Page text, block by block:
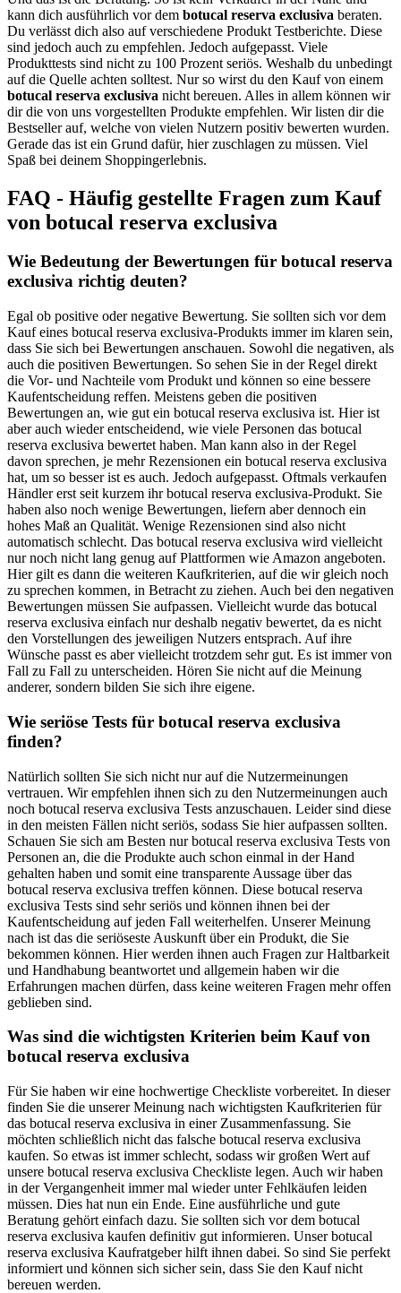
kann dich ausführlich vor dem botucal reserva exclusiva beraten.
Du verlässt dich also auf verschiedene Produkt Testberichte. Diese
sind jedoch auch zu empfehlen. Jedoch aufgepasst. Viele
Produkttests sind nicht zu 100 Prozent seriös. Weshalb du unbedingt
auf die Quelle achten solltest. Nur so wirst du den Kauf von einem
botucal reserva exclusiva nicht bereuen. Alles in allem können wir
dir die von uns vorgestellten Produkte empfehlen. Wir listen dir die
Bestseller auf, welche von vielen Nutzern positiv bewerten wurden.
Gerade das ist ein Grund dafür, hier zuschlagen zu müssen. Viel
Spaß bei deinem Shoppingerlebnis.
FAQ - Häufig gestellte Fragen zum Kauf
von botucal reserva exclusiva
Wie Bedeutung der Bewertungen für botucal reserva
exclusiva richtig deuten?
Egal ob positive oder negative Bewertung. Sie sollten sich vor dem
Kauf eines botucal reserva exclusiva-Produkts immer im klaren sein,
dass Sie sich bei Bewertungen anschauen. Sowohl die negativen, als
auch die positiven Bewertungen. So sehen Sie in der Regel direkt
die Vor- und Nachteile vom Produkt und können so eine bessere
Kaufentscheidung reffen. Meistens geben die positiven
Bewertungen an, wie gut ein botucal reserva exclusiva ist. Hier ist
aber auch wieder entscheidend, wie viele Personen das botucal
reserva exclusiva bewertet haben. Man kann also in der Regel
davon sprechen, je mehr Rezensionen ein botucal reserva exclusiva
hat, um so besser ist es auch. Jedoch aufgepasst. Oftmals verkaufen
Händler erst seit kurzem ihr botucal reserva exclusiva-Produkt. Sie
haben also noch wenige Bewertungen, liefern aber dennoch ein
hohes Maß an Qualität. Wenige Rezensionen sind also nicht
automatisch schlecht. Das botucal reserva exclusiva wird vielleicht
nur noch nicht lang genug auf Plattformen wie Amazon angeboten.
Hier gilt es dann die weiteren Kaufkriterien, auf die wir gleich noch
zu sprechen kommen, in Betracht zu ziehen. Auch bei den negativen
Bewertungen müssen Sie aufpassen. Vielleicht wurde das botucal
reserva exclusiva einfach nur deshalb negativ bewertet, da es nicht
den Vorstellungen des jeweiligen Nutzers entsprach. Auf ihre
Wünsche passt es aber vielleicht trotzdem sehr gut. Es ist immer von
Fall zu Fall zu unterscheiden. Hören Sie nicht auf die Meinung
anderer, sondern bilden Sie sich ihre eigene.
Wie seriöse Tests für botucal reserva exclusiva
finden?
Natürlich sollten Sie sich nicht nur auf die Nutzermeinungen
vertrauen. Wir empfehlen ihnen sich zu den Nutzermeinungen auch
noch botucal reserva exclusiva Tests anzuschauen. Leider sind diese
in den meisten Fällen nicht seriös, sodass Sie hier aufpassen sollten.
Schauen Sie sich am Besten nur botucal reserva exclusiva Tests von
Personen an, die die Produkte auch schon einmal in der Hand
gehalten haben und somit eine transparente Aussage über das
botucal reserva exclusiva treffen können. Diese botucal reserva
exclusiva Tests sind sehr seriös und können ihnen bei der
Kaufentscheidung auf jeden Fall weiterhelfen. Unserer Meinung
nach ist das die seriöseste Auskunft über ein Produkt, die Sie
bekommen können. Hier werden ihnen auch Fragen zur Haltbarkeit
und Handhabung beantwortet und allgemein haben wir die
Erfahrungen machen dürfen, dass keine weiteren Fragen mehr offen
geblieben sind.
Was sind die wichtigsten Kriterien beim Kauf von
botucal reserva exclusiva
Für Sie haben wir eine hochwertige Checkliste vorbereitet. In dieser
finden Sie die unserer Meinung nach wichtigsten Kaufkriterien für
das botucal reserva exclusiva in einer Zusammenfassung. Sie
möchten schließlich nicht das falsche botucal reserva exclusiva
kaufen. So etwas ist immer schlecht, sodass wir großen Wert auf
unsere botucal reserva exclusiva Checkliste legen. Auch wir haben
in der Vergangenheit immer mal wieder unter Fehlkäufen leiden
müssen. Dies hat nun ein Ende. Eine ausführliche und gute
Beratung gehört einfach dazu. Sie sollten sich vor dem botucal
reserva exclusiva kaufen definitiv gut informieren. Unser botucal
reserva exclusiva Kaufratgeber hilft ihnen dabei. So sind Sie perfekt
informiert und können sich sicher sein, dass Sie den Kauf nicht
bereuen werden.